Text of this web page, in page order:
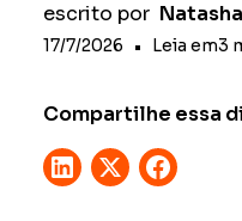
escrito por
17/7/2026 • Leia em3
Compartilhe essa